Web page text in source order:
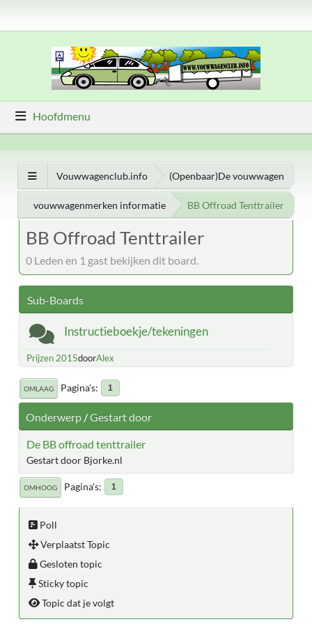
Hoofdmenu
Vouwwagenclub.info (Openbaar)De vouwwagen
vouwwagenmerken informatie BB Offroad Tenttrailer
BB Offroad Tenttrailer
0 Leden en 1 gast bekijken dit board.
Sub-Boards
Instructieboekje/tekeningen
Prijzen 2015doorAlex
OMLAAG Pagina's 1
Onderwerp/Gestart door
De BB offroad tenttrailer
Gestart door Bjorke.nl
OMHOOG Pagina's 1
Poll
Verplaatst Topic
Gesloten topic
Sticky topic
Topic dat je volgt